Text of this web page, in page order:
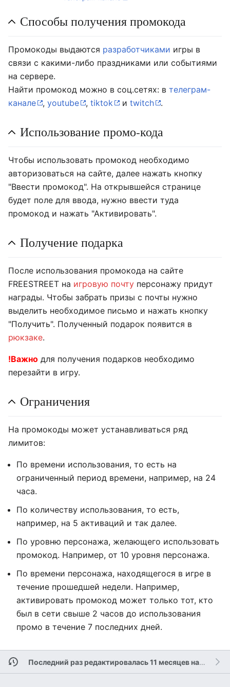
Способы получения промокода
Промокоды выдаются разработчиками игры в
связи с какими-либо праздниками или событиями
на сервере.
Найти промокод можно в соц.сетях: в телеграм-
канале
, youtube , tiktok и twitch .
Использование промо-кода
Чтобы использовать промокод необходимо
авторизоваться на сайте, далее нажать кнопку
"Ввести промокод". На открывшейся странице
будет поле для ввода, нужно ввести туда
промокод и нажать "Активировать".
Получение подарка
После использования промокода на сайте
FREESTREET на игровую почту персонажу придут
награды. Чтобы забрать призы с почты нужно
выделить необходимое письмо и нажать кнопку
"Получить". Полученный подарок появится в
рюкзаке.
!Важно для получения подарков необходимо
перезайти в игру.
Ограничения
На промокоды может устанавливаться ряд
лимитов:
По времени использования, то есть на
ограниченный период времени, например, на 24
часа.
По количеству использования, то есть,
например, на 5 активаций и так далее.
По уровню персонажа, желающего использовать
промокод. Например, от 10 уровня персонажа.
По времени персонажа, находящегося в игре в
течение прошедшей недели. Например,
активировать промокод может только тот, кто
был в сети свыше 2 часов до использования
промо в течение 7 последних дней.
Последний раз редактировалась 11 месяцев назад